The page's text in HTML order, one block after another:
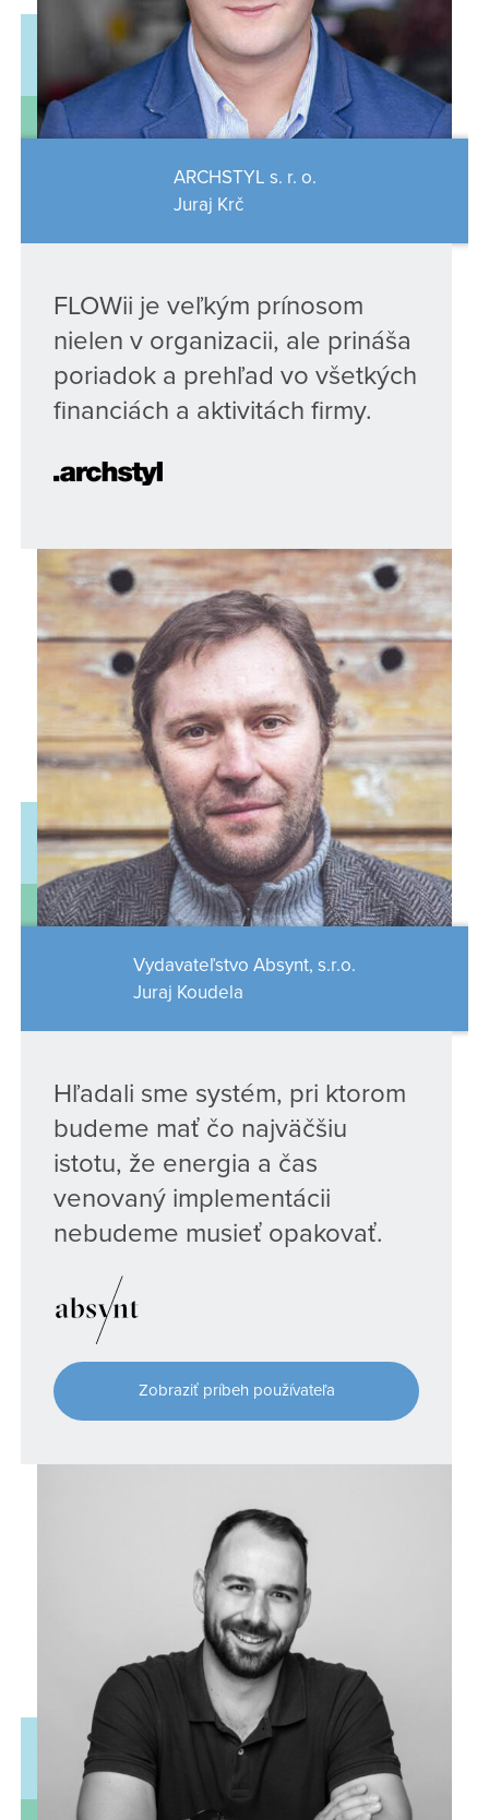
ARCHSTYL s. r. o.
Juraj Krč
FLOWii je veľkým prínosom
nielen v organizacii, ale prináša
poriadok a prehľad vo všetkých
financiách a aktivitách firmy.
Vydavateľstvo Absynt, s.r.o.
Juraj Koudela
Hľadali sme systém, pri ktorom
budeme mať čo najväčšiu
istotu, že energia a čas
venovaný implementácii
nebudeme musieť opakovať.
Zobraziť príbeh používateľa